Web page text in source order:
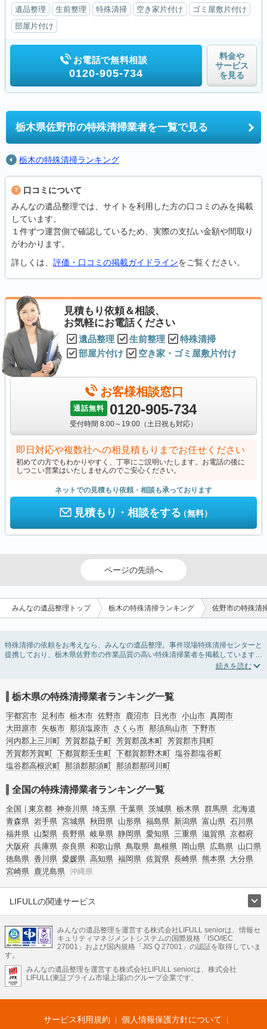
遺品整理 生前整理 特殊清掃 空き家片付け
ゴミ屋敷片付け
部屋片付け
お電話で無料相談
0120-905-734
料金や
サービス
を見る
栃木県佐野市の特殊清掃業者を一覧で見る
栃木の特殊清掃ランキング
口コミについて
みんなの遺品整理では、サイトを利用した方の口コミのみを掲載
しています。
１件ずつ運営側で確認しているため、実際の支払い金額や間取り
がわかります。
詳しくは、 評価・口コミの掲載ガイドラインをご覧ください。
見積もり依頼＆相談、
お気軽にお電話ください
遺品整理 生前整理
特殊清掃
部屋片付け
空き家・ゴミ屋敷片付け
お客様相談窓口
通話無料 0120-905-734
受付時間 8:00～19:00（土日祝も対応）
即日対応や複数社への相見積もりまでお任せください
初めての方でもわかりやすく、丁寧にご説明いたします。お電話の後に
しつこい営業はいたしませんのでご安心ください。
ネットでの見積もり依頼・相談も承っております
見積もり・相談をする（無料）
ページの先頭へ
みんなの遺品整理トップ 栃木の特殊清掃ランキング 佐野市の特殊清
特殊清掃の依頼をお考えなら、みんなの遺品整理。事件現場特殊清掃センターと
提携しており、栃木県佐野市の作業品質の高い特殊清掃業者を掲載しています。
孤独死・孤立死に伴う不用品の処分・回収・引き取りから、事件・事故・自殺現
ムによる原状回復・オゾン脱臭機による腐敗臭などの臭いの脱臭・消臭サービス
など絞り込み条件を利用し検索してみましょう。
また故人のご遺族だけでなく不動産管理会社様やオーナー様(賃貸家主様)、行政
のご担当者様でも相談できます。
栃木県の特殊清掃業者ランキング一覧
宇都宮市 足利市 栃木市 佐野市 鹿沼市 日光市 小山市 真岡市
大田原市 矢板市 那須塩原市 さくら市 那須烏山市 下野市
河内郡上三川町 芳賀郡益子町 芳賀郡茂木町 芳賀郡市貝町
芳賀郡芳賀町 下都賀郡壬生町 下都賀郡野木町 塩谷郡塩谷町
塩谷郡高根沢町 那須郡那須町 那須郡那珂川町
全国の特殊清掃業者ランキング一覧
全国 東京都 神奈川県 埼玉県 千葉県 茨城県 栃木県 群馬県 北海道
青森県 岩手県 宮城県 秋田県 山形県 福島県 新潟県 富山県 石川県
福井県 山梨県 長野県 岐阜県 静岡県 愛知県 三重県 滋賀県 京都府
大阪府 兵庫県 奈良県 和歌山県 鳥取県 島根県 岡山県 広島県 山口県
徳島県 香川県 愛媛県 高知県 福岡県 佐賀県 長崎県 熊本県 大分県
宮崎県 鹿児島県 沖縄県
LIFULLの関連サービス
不動産・住宅
引越し 老人ホーム 地方創生 ママの就労支援
不動産クラウドファンディング 遺品整理 老後の暮らし情報
LIFULL HOME'Sのサービス
不動産・住宅
不動産査定 マンション専門売却査定 不動産投資 アドバイザー
不動産アーカイブ
空き家バンク 家賃相場 不動産会社
まちむすび
不動産用語集 住まいのお役立ち情報
LIFULL HOME'S PRESS
みんなの遺品整理を運営する株式会社LIFULL seniorは、情報セ
キュリティマネジメントシステムの国際規格「ISO/IEC
27001」および国内規格「JIS Q 27001」の認証を取得していま
す。
みんなの遺品整理を運営する株式会社LIFULL seniorは、株式会社
LIFULL(東証プライム市場上場)のグループ企業です。
サービス利用規約 個人情報保護方針について